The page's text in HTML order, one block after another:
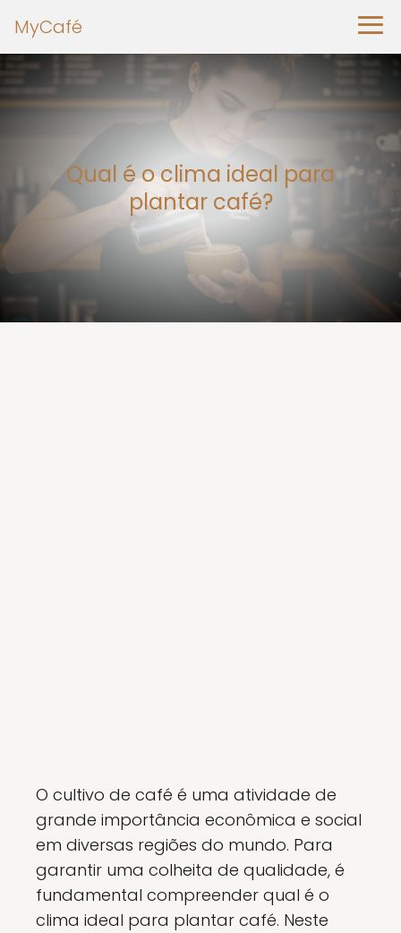
MyCafé
Qual é o clima ideal para
plantar café?
O cultivo de café é uma atividade de
grande importância econômica e social
em diversas regiões do mundo. Para
garantir uma colheita de qualidade, é
fundamental compreender qual é o
clima ideal para plantar café. Neste